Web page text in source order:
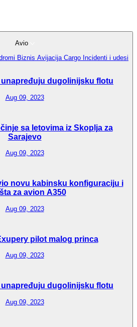
Avio
Biznis Avijacija Cargo Incidenti i udesi
dugolinijsku flotu
Aug 09, 2023
sa letovima iz Skoplja za
Sarajevo
Aug 09, 2023
novu kabinsku konfiguraciju i
za avion A350
Aug 09, 2023
pilot malog princa
Aug 09, 2023
dugolinijsku flotu
Aug 09, 2023